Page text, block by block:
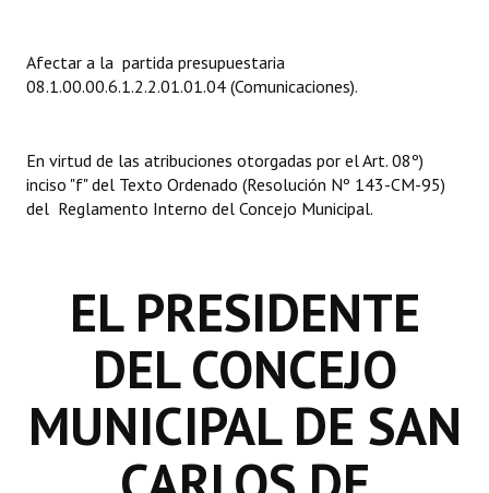
Antiguos Pobladores
Registros y Distinciones
Datos Históricos
Audiencias Públicas - Registro
Mujeres que Dejaron Huellas - Registro
Periodistas Decanos - Registro
Ciudadano Ilustre - Registro
Banca del Vecino - Registro
Afectar a la partida presupuestaria
08.1.00.00.6.1.2.2.01.01.04 (Comunicaciones).
En virtud de las atribuciones otorgadas por el Art. 08º)
inciso "f" del Texto Ordenado (Resolución Nº 143-CM-95)
del Reglamento Interno del Concejo Municipal.
EL PRESIDENTE
DEL CONCEJO
MUNICIPAL DE SAN